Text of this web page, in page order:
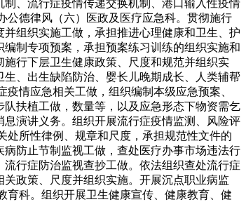
、流行症疫情传递交换机制、港口输入性疫情
公德律风（六）医政及医疗应急科。贯彻施行
组织实施工做，承担推进心理健康和卫生、护
制专项预案，承担预案练习训练的组织实施和
行下层卫生健康政策、尺度和规范并组织实
、出生缺陷防治、婴长儿晚期成长、人类辅帮
情应急相关工做，组织编制本级应急预案、
扶植工做，数量等，以及应急形态下物资需乞
演讲义务。组织开展流行症疫情监测、风险评
所性律例、规章和尺度，承担规范性文件的
防止节制监视工做，查处医疗办事市场违法行
行症防治监视查抄工做。依法组织查处流行症
政策、尺度并组织实施。开展沉点职业病监
科。组织开展卫生健康宣传、健康教育、健